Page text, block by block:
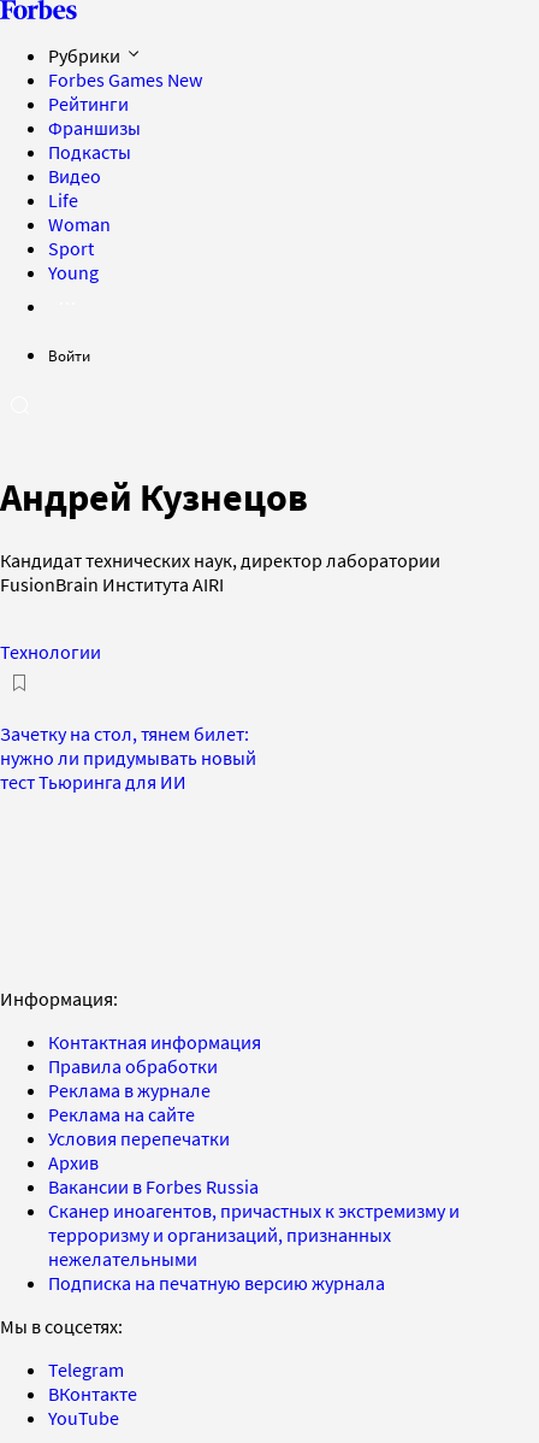
Рубрики
Forbes Games New
Рейтинги
Франшизы
Подкасты
Видео
Life
Woman
Sport
Young
Войти
Андрей Кузнецов
Кандидат технических наук, директор лаборатории
FusionBrain Института AIRI
Технологии
Зачетку на стол, тянем билет:
нужно ли придумывать новый
тест Тьюринга для ИИ
Информация:
Контактная информация
Правила обработки
Реклама в журнале
Реклама на сайте
Условия перепечатки
Архив
Вакансии в Forbes Russia
Сканер иноагентов, причастных к экстремизму и
терроризму и организаций, признанных
нежелательными
Подписка на печатную версию журнала
Мы в соцсетях:
Telegram
ВКонтакте
YouTube